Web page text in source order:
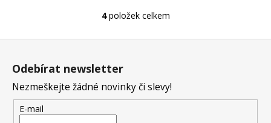
O
a
c
4položek celkem
Odebírat newsletter
Nezmeškejte žádné novinky či slevy!
E-mail